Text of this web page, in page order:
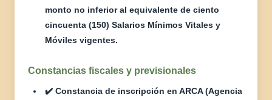
monto no inferior al equivalente de ciento
cincuenta (150) Salarios Mínimos Vitales y
Móviles vigentes.
Constancias fiscales y previsionales
✔️ Constancia de inscripción en ARCA (Agencia